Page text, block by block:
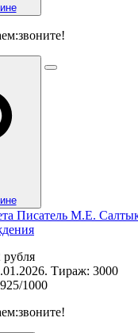
звоните!
Писатель М.Е.
Тираж: 3000
1000
звоните!